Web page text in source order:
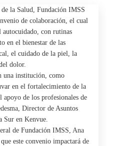
la Salud, Fundación IMSS
de colaboración, el cual
con rutinas
en el bienestar de las
el cuidado de la piel, la
dolor.
una institución, como
en el fortalecimiento de la
de los profesionales de
Director de Asuntos
Sur en Kenvue.
de Fundación IMSS, Ana
este convenio impactará de